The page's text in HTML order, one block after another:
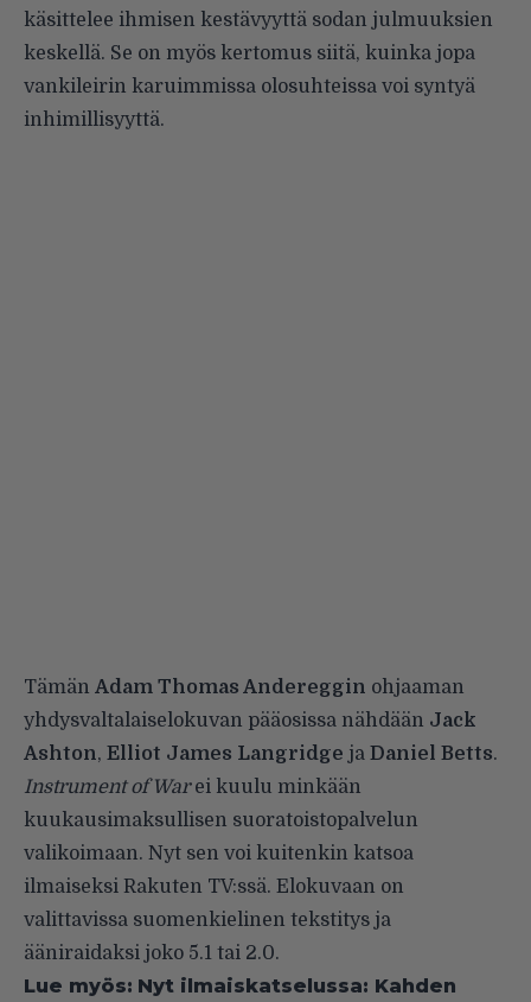
käsittelee ihmisen kestävyyttä sodan julmuuksien
keskellä. Se on myös kertomus siitä, kuinka jopa
vankileirin karuimmissa olosuhteissa voi syntyä
inhimillisyyttä.
Tämän Adam Thomas Andereggin ohjaaman
yhdysvaltalaiselokuvan pääosissa nähdään Jack
Ashton, Elliot James Langridge ja Daniel Betts.
Instrument of Warei kuulu minkään
kuukausimaksullisen suoratoistopalvelun
valikoimaan. Nyt sen voi kuitenkin katsoa
ilmaiseksi Rakuten TV:ssä. Elokuvaan on
valittavissa suomenkielinen tekstitys ja
ääniraidaksi joko 5.1 tai 2.0.
Lue myös: Nyt ilmaiskatselussa: Kahden